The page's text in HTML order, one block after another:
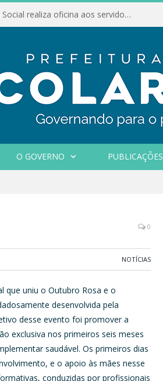
Conselho Municipal de Assistência Social realiza oficina aos servidores
O GOVERNO PUBLICAÇÕES
0
NOTÍCIAS
que uniu o Outubro Rosa e o
desenvolvida pela
desse evento foi promover a
exclusiva nos primeiros seis meses
saudável. Os primeiros dias
e o apoio às mães nesse
conduzidas por profissionais